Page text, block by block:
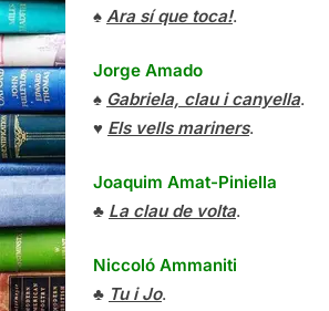
♠ Ara sí que toca!.
Jorge Amado
♠ Gabriela, clau i canyella.
♥ Els vells mariners.
Joaquim Amat-Piniella
♣ La clau de volta.
Niccoló Ammaniti
♣ Tu i Jo.